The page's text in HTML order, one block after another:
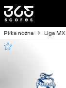
Piłka nożna Liga MX